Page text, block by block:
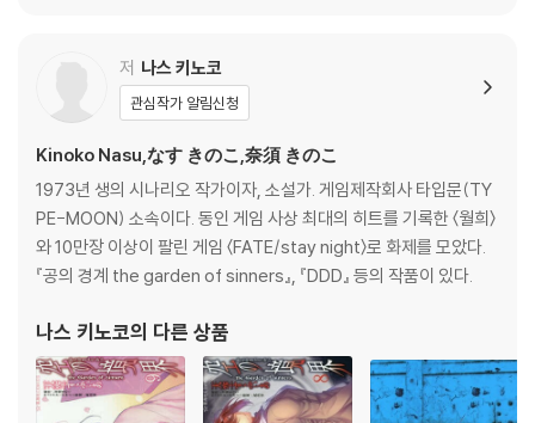
저 나스 키노코
관심작가 알림신청
Kinoko Nasu,なす きのこ,奈須 きのこ
1973년 생의 시나리오 작가이자, 소설가. 게임제작회사 타입문(TY
PE-MOON) 소속이다. 동인 게임 사상 최대의 히트를 기록한 〈월희〉
와 10만장 이상이 팔린 게임 〈FATE/stay night〉로 화제를 모았다.
『공의 경계 the garden of sinners』, 『DDD』 등의 작품이 있다.
나스 키노코의 다른 상품